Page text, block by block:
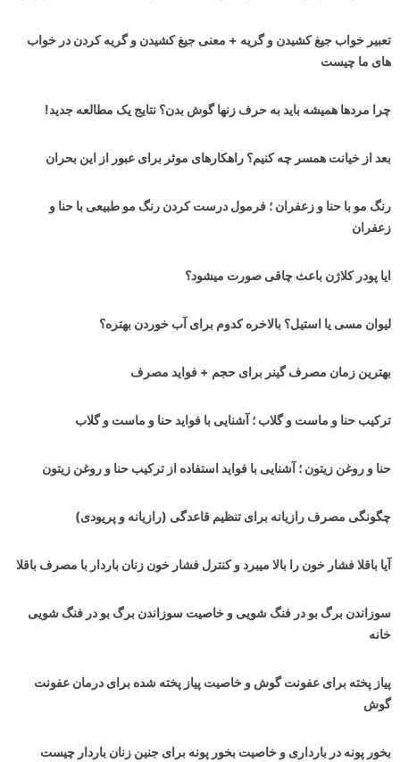
تعبیر خواب جیغ کشیدن و گریه + معنی جیغ کشیدن و گریه کردن در خواب
های ما چیست
چرا مردها همیشه باید به حرف زنها گوش بدن؟ نتایج یک مطالعه جدید!
بعد از خیانت همسر چه کنیم؟ راهکارهای موثر برای عبور از این بحران
رنگ مو با حنا و زعفران ؛ فرمول درست کردن رنگ مو طبیعی با حنا و
زعفران
ایا پودر کلاژن باعث چاقی صورت میشود؟
لیوان مسی یا استیل؟ بالاخره کدوم برای آب خوردن بهتره؟
بهترین زمان مصرف گینر برای حجم + فواید مصرف
ترکیب حنا و ماست و گلاب ؛ آشنایی با فواید حنا و ماست و گلاب
حنا و روغن زیتون ؛ آشنایی با فواید استفاده از ترکیب حنا و روغن زیتون
چگونگی مصرف رازیانه برای تنظیم قاعدگی (رازیانه و پریودی)
آیا باقلا فشار خون را بالا میبرد و کنترل فشار خون زنان باردار با مصرف باقلا
سوزاندن برگ بو در فنگ شویی و خاصیت سوزاندن برگ بو در فنگ شویی
خانه
پیاز پخته برای عفونت گوش و خاصیت پیاز پخته شده برای درمان عفونت
گوش
بخور پونه در بارداری و خاصیت بخور پونه برای جنین زنان باردار چیست